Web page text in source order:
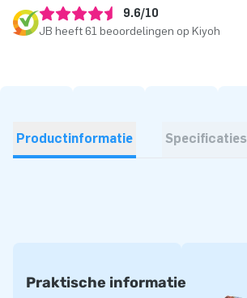
9.6/10
JB heeft 61 beoordelingen op Kiyoh
Productinformatie Specificaties
Praktische informatie